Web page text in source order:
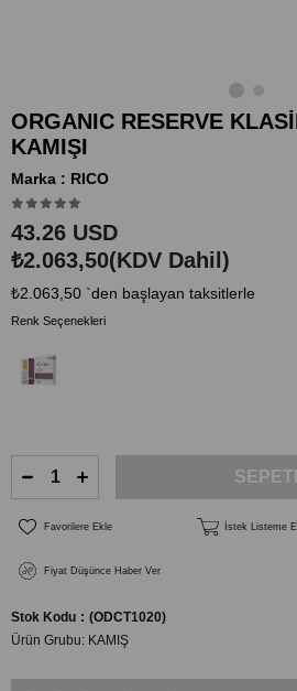
ORGANIC RESERVE
KAMIŞI
Marka : RICO
43.26 USD
₺2.063,50(KDV Dahil)
₺2.063,50 `den başlayan taksitlerle
Renk Seçenekleri
Favorilere Ekle İstek Listeme
Fiyat Düşünce Haber Ver
Stok Kodu
(ODCT1020)
Ürün Grubu: KAMIŞ